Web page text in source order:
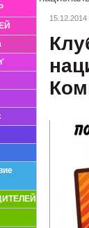
15.12.2014